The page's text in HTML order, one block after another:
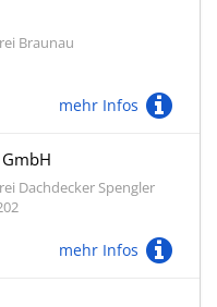
Braunau
mehr Infos
Dachdecker Spengler
mehr Infos